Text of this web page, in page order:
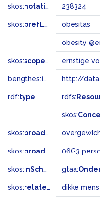
skos:notation 238324
skos:prefLabel obesitas
obesity
skos:scopeNote
bengthes:inSet http://
rdf:type rdfs:
skos:
skos: broader
skos: broadMatch 06G3
skos:inScheme gtaa:
skos:related dikke